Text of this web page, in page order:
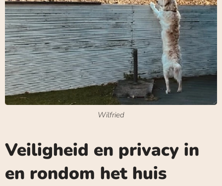
Wilfried
Veiligheid en privacy in
en rondom het huis